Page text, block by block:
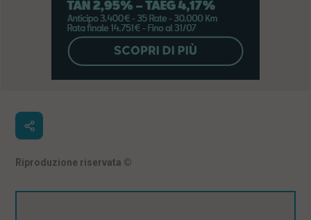
Riproduzione riservata ©